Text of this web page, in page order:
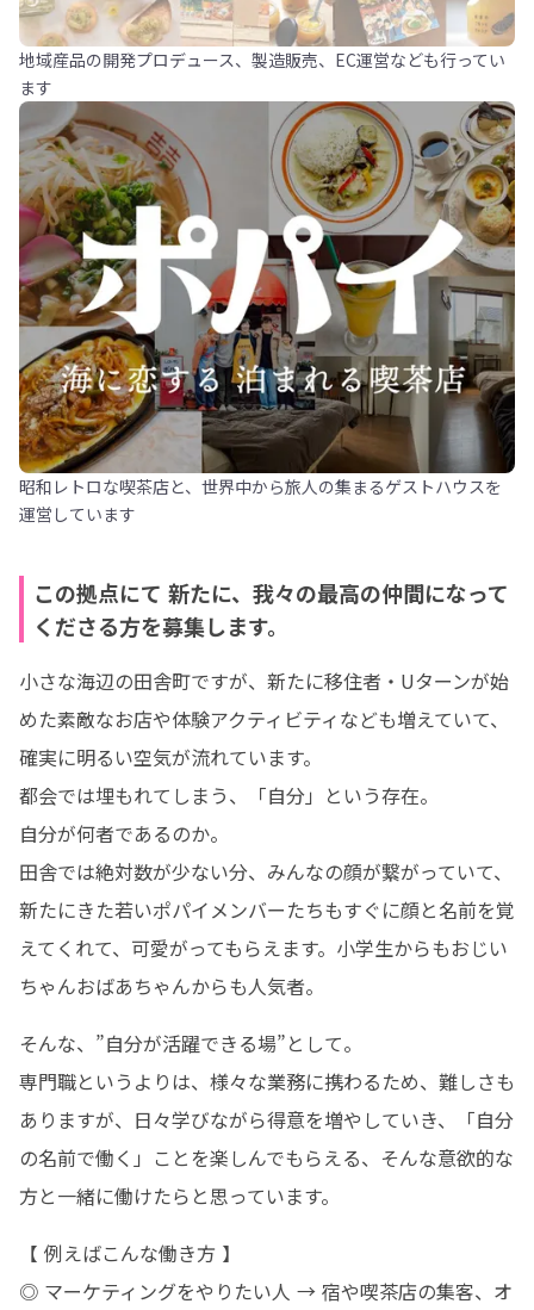
地域産品の開発プロデュース、製造販売、EC運営なども行ってい
ます
昭和レトロな喫茶店と、世界中から旅人の集まるゲストハウスを
運営しています
この拠点にて 新たに、我々の最高の仲間になって
くださる方を募集します。
小さな海辺の田舎町ですが、新たに移住者・Uターンが始
めた素敵なお店や体験アクティビティなども増えていて、
確実に明るい空気が流れています。
都会では埋もれてしまう、「自分」という存在。
自分が何者であるのか。
田舎では絶対数が少ない分、みんなの顔が繋がっていて、
新たにきた若いポパイメンバーたちもすぐに顔と名前を覚
えてくれて、可愛がってもらえます。小学生からもおじい
ちゃんおばあちゃんからも人気者。
そんな、”自分が活躍できる場”として。
専門職というよりは、様々な業務に携わるため、難しさも
ありますが、日々学びながら得意を増やしていき、「自分
の名前で働く」ことを楽しんでもらえる、そんな意欲的な
方と一緒に働けたらと思っています。
【 例えばこんな働き方 】
◎ マーケティングをやりたい人 → 宿や喫茶店の集客、オ